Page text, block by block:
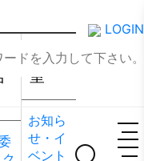
資料
室
お知ら
せ・イ
ベント
LOGIN